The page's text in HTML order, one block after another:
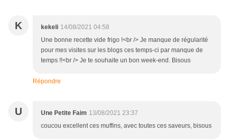
K kekeli 14/08/2021 04:58
Une bonne recette vide frigo !<br /> Je manque de régularité
pour mes visites sur les blogs ces temps-ci par manque de
temps !!<br /> Je te souhaite un bon week-end. Bisous
Répondre
U Une Petite Faim 13/08/2021 23:37
coucou excellent ces muffins, avec toutes ces saveurs, bisous